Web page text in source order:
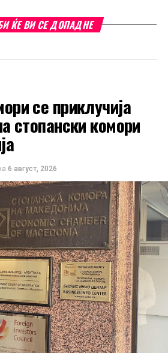
ЌЕ ВИ СЕ ДОПАДНЕ
се приклучија
стопански комори
6 август, 2026